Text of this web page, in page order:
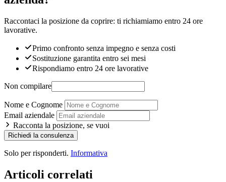
Raccontaci la posizione da coprire: ti richiamiamo entro 24 ore
lavorative.
Primo confronto senza impegno e senza costi
Sostituzione garantita entro sei mesi
Rispondiamo entro 24 ore lavorative
Non compilare
Nome e Cognome
Email aziendale
Racconta la posizione, se vuoi
Richiedi la consulenza
Solo per risponderti. Informativa
Articoli correlati